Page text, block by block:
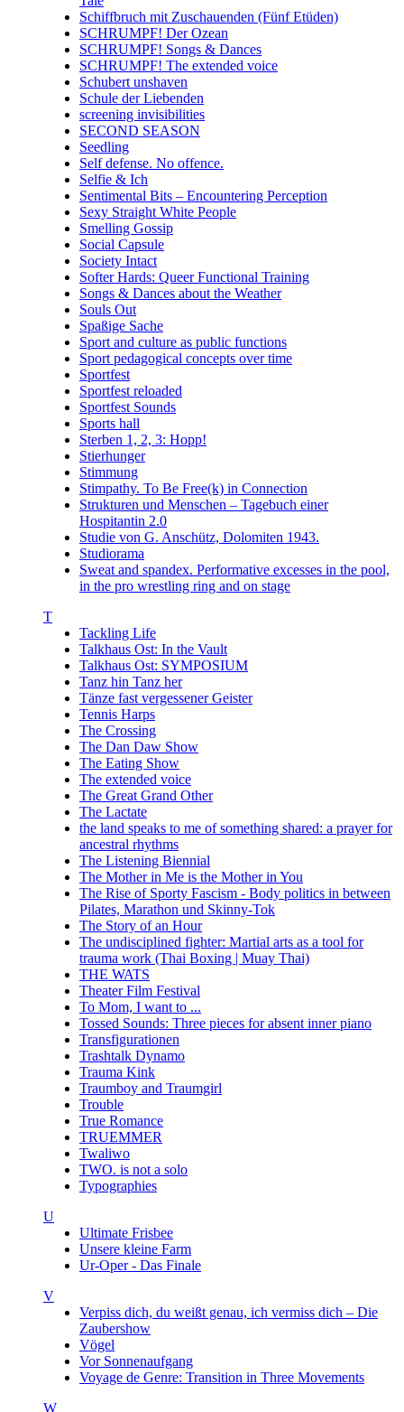
Schiffbruch mit Zuschauenden (Fünf Etüden)
SCHRUMPF! Der Ozean
SCHRUMPF! Songs & Dances
SCHRUMPF! The extended voice
Schubert unshaven
Schule der Liebenden
screening invisibilities
SECOND SEASON
Seedling
Self defense. No offence.
Selfie & Ich
Sentimental Bits – Encountering Perception
Sexy Straight White People
Smelling Gossip
Social Capsule
Society Intact
Softer Hards: Queer Functional Training
Songs & Dances about the Weather
Souls Out
Spaßige Sache
Sport and culture as public functions
Sport pedagogical concepts over time
Sportfest
Sportfest reloaded
Sportfest Sounds
Sports hall
Sterben 1, 2, 3: Hopp!
Stierhunger
Stimmung
Stimpathy. To Be Free(k) in Connection
Strukturen und Menschen – Tagebuch einer
Hospitantin 2.0
Studie von G. Anschütz, Dolomiten 1943.
Studiorama
Sweat and spandex. Performative excesses in the pool,
in the pro wrestling ring and on stage
T
Tackling Life
Talkhaus Ost: In the Vault
Talkhaus Ost: SYMPOSIUM
Tanz hin Tanz her
Tänze fast vergessener Geister
Tennis Harps
The Crossing
The Dan Daw Show
The Eating Show
The extended voice
The Great Grand Other
The Lactate
the land speaks to me of something shared: a prayer for
ancestral rhythms
The Listening Biennial
The Mother in Me is the Mother in You
The Rise of Sporty Fascism - Body politics in between
Pilates, Marathon und Skinny-Tok
The Story of an Hour
The undisciplined fighter: Martial arts as a tool for
trauma work (Thai Boxing | Muay Thai)
THE WATS
Theater Film Festival
To Mom, I want to ...
Tossed Sounds: Three pieces for absent inner piano
Transfigurationen
Trashtalk Dynamo
Trauma Kink
Traumboy and Traumgirl
Trouble
True Romance
TRUEMMER
Twaliwo
TWO. is not a solo
Typographies
U
Ultimate Frisbee
Unsere kleine Farm
Ur-Oper - Das Finale
V
Verpiss dich, du weißt genau, ich vermiss dich – Die
Zaubershow
Vögel
Vor Sonnenaufgang
Voyage de Genre: Transition in Three Movements
W